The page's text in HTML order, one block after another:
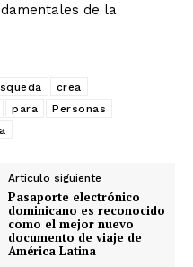
de la
crea
para
Personas
Artículo siguiente
Pasaporte electrónico
dominicano es reconocido
como el mejor nuevo
documento de viaje de
América Latina